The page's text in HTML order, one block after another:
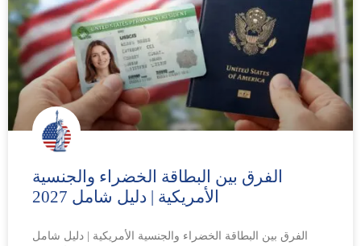
الفرق بين البطاقة الخضراء والجنسية
الأمريكية | دليل شامل 2027
الفرق بين البطاقة الخضراء والجنسية الأمريكية | دليل شامل